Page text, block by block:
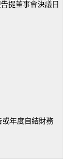
提董事會決議日
或年度自結財務